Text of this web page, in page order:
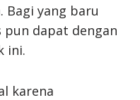
Bagi yang baru
pun dapat dengan
ini.
karena